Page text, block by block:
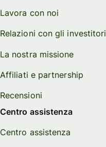
Lavora con noi
Relazioni con gli investitori
La nostra missione
Affiliati e partnership
Recensioni
Centro assistenza
Centro assistenza